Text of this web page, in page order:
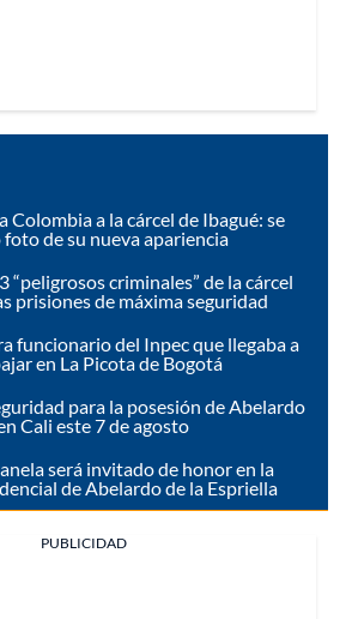
Colombia a la cárcel de Ibagué: se
de su nueva apariencia
“peligrosos criminales” de la cárcel
prisiones de máxima seguridad
funcionario del Inpec que llegaba a
en La Picota de Bogotá
para la posesión de Abelardo
Cali este 7 de agosto
será invitado de honor en la
de Abelardo de la Espriella
PUBLICIDAD